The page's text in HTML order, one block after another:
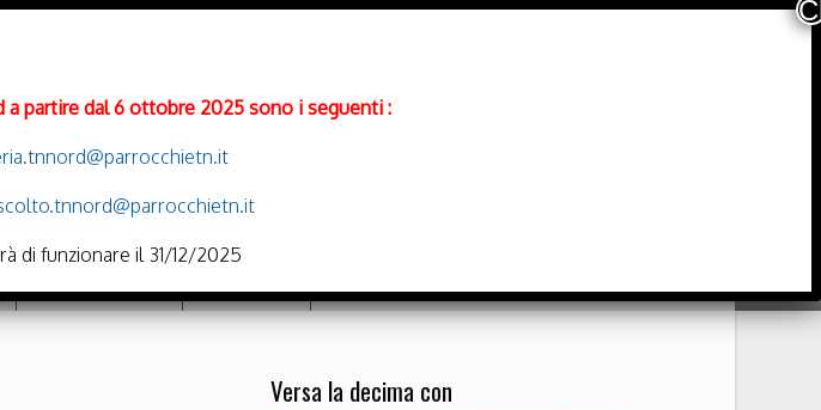
Versa la decima con
partire dal 6 ottobre 2025 sono i seguenti :
di funzionare il 31/12/2025